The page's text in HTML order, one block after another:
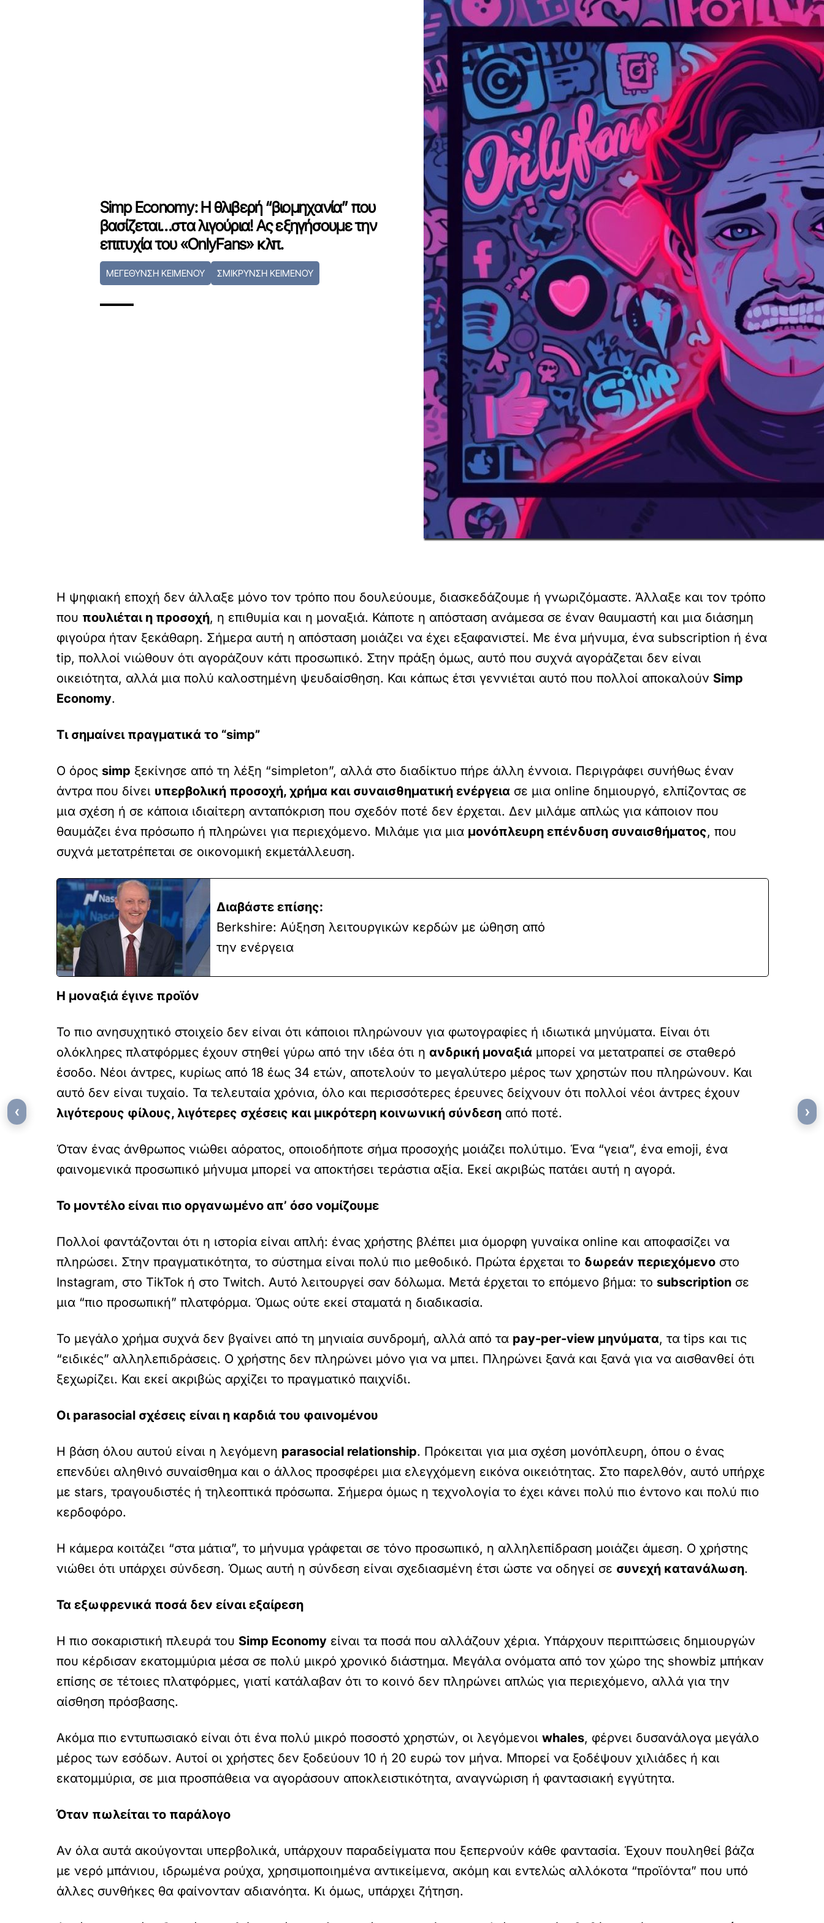
Simp Economy: Η θλιβερή “βιομηχανία” που
βασίζεται…στα λιγούρια! Ας εξηγήσουμε την
επιτυχία του «OnlyFans» κλπ.
ΜΕΓΕΘΥΝΣΗ ΚΕΙΜΕΝΟΥ ΣΜΙΚΡΥΝΣΗ ΚΕΙΜΕΝΟΥ
Η ψηφιακή εποχή δεν άλλαξε μόνο τον τρόπο που δουλεύουμε, διασκεδάζουμε ή γνωριζόμαστε. Άλλαξε και τον τρόπο
που πουλιέται η προσοχή, η επιθυμία και η μοναξιά. Κάποτε η απόσταση ανάμεσα σε έναν θαυμαστή και μια διάσημη
φιγούρα ήταν ξεκάθαρη. Σήμερα αυτή η απόσταση μοιάζει να έχει εξαφανιστεί. Με ένα μήνυμα, ένα subscription ή ένα
tip, πολλοί νιώθουν ότι αγοράζουν κάτι προσωπικό. Στην πράξη όμως, αυτό που συχνά αγοράζεται δεν είναι
οικειότητα, αλλά μια πολύ καλοστημένη ψευδαίσθηση. Και κάπως έτσι γεννιέται αυτό που πολλοί αποκαλούν Simp
Economy.
Τι σημαίνει πραγματικά το “simp”
Ο όρος simp ξεκίνησε από τη λέξη “simpleton”, αλλά στο διαδίκτυο πήρε άλλη έννοια. Περιγράφει συνήθως έναν
άντρα που δίνει υπερβολική προσοχή, χρήμα και συναισθηματική ενέργεια σε μια online δημιουργό, ελπίζοντας σε
μια σχέση ή σε κάποια ιδιαίτερη ανταπόκριση που σχεδόν ποτέ δεν έρχεται. Δεν μιλάμε απλώς για κάποιον που
θαυμάζει ένα πρόσωπο ή πληρώνει για περιεχόμενο. Μιλάμε για μια μονόπλευρη επένδυση συναισθήματος, που
συχνά μετατρέπεται σε οικονομική εκμετάλλευση.
Διαβάστε επίσης:
Berkshire: Αύξηση λειτουργικών κερδών με ώθηση από
την ενέργεια
Η μοναξιά έγινε προϊόν
Το πιο ανησυχητικό στοιχείο δεν είναι ότι κάποιοι πληρώνουν για φωτογραφίες ή ιδιωτικά μηνύματα. Είναι ότι
ολόκληρες πλατφόρμες έχουν στηθεί γύρω από την ιδέα ότι η ανδρική μοναξιά μπορεί να μετατραπεί σε σταθερό
έσοδο. Νέοι άντρες, κυρίως από 18 έως 34 ετών, αποτελούν το μεγαλύτερο μέρος των χρηστών που πληρώνουν. Και
αυτό δεν είναι τυχαίο. Τα τελευταία χρόνια, όλο και περισσότερες έρευνες δείχνουν ότι πολλοί νέοι άντρες έχουν
λιγότερους φίλους, λιγότερες σχέσεις και μικρότερη κοινωνική σύνδεση από ποτέ.
Όταν ένας άνθρωπος νιώθει αόρατος, οποιοδήποτε σήμα προσοχής μοιάζει πολύτιμο. Ένα “γεια”, ένα emoji, ένα
φαινομενικά προσωπικό μήνυμα μπορεί να αποκτήσει τεράστια αξία. Εκεί ακριβώς πατάει αυτή η αγορά.
Το μοντέλο είναι πιο οργανωμένο απ’ όσο νομίζουμε
Πολλοί φαντάζονται ότι η ιστορία είναι απλή: ένας χρήστης βλέπει μια όμορφη γυναίκα online και αποφασίζει να
πληρώσει. Στην πραγματικότητα, το σύστημα είναι πολύ πιο μεθοδικό. Πρώτα έρχεται το δωρεάν περιεχόμενο στο
Instagram, στο TikTok ή στο Twitch. Αυτό λειτουργεί σαν δόλωμα. Μετά έρχεται το επόμενο βήμα: το subscription σε
μια “πιο προσωπική” πλατφόρμα. Όμως ούτε εκεί σταματά η διαδικασία.
Το μεγάλο χρήμα συχνά δεν βγαίνει από τη μηνιαία συνδρομή, αλλά από τα pay-per-view μηνύματα, τα tips και τις
“ειδικές” αλληλεπιδράσεις. Ο χρήστης δεν πληρώνει μόνο για να μπει. Πληρώνει ξανά και ξανά για να αισθανθεί ότι
ξεχωρίζει. Και εκεί ακριβώς αρχίζει το πραγματικό παιχνίδι.
Οι parasocial σχέσεις είναι η καρδιά του φαινομένου
Η βάση όλου αυτού είναι η λεγόμενη parasocial relationship. Πρόκειται για μια σχέση μονόπλευρη, όπου ο ένας
επενδύει αληθινό συναίσθημα και ο άλλος προσφέρει μια ελεγχόμενη εικόνα οικειότητας. Στο παρελθόν, αυτό υπήρχε
με stars, τραγουδιστές ή τηλεοπτικά πρόσωπα. Σήμερα όμως η τεχνολογία το έχει κάνει πολύ πιο έντονο και πολύ πιο
κερδοφόρο.
Η κάμερα κοιτάζει “στα μάτια”, το μήνυμα γράφεται σε τόνο προσωπικό, η αλληλεπίδραση μοιάζει άμεση. Ο χρήστης
νιώθει ότι υπάρχει σύνδεση. Όμως αυτή η σύνδεση είναι σχεδιασμένη έτσι ώστε να οδηγεί σε συνεχή κατανάλωση.
Τα εξωφρενικά ποσά δεν είναι εξαίρεση
Η πιο σοκαριστική πλευρά του Simp Economy είναι τα ποσά που αλλάζουν χέρια. Υπάρχουν περιπτώσεις δημιουργών
που κέρδισαν εκατομμύρια μέσα σε πολύ μικρό χρονικό διάστημα. Μεγάλα ονόματα από τον χώρο της showbiz μπήκαν
επίσης σε τέτοιες πλατφόρμες, γιατί κατάλαβαν ότι το κοινό δεν πληρώνει απλώς για περιεχόμενο, αλλά για την
αίσθηση πρόσβασης.
Ακόμα πιο εντυπωσιακό είναι ότι ένα πολύ μικρό ποσοστό χρηστών, οι λεγόμενοι whales, φέρνει δυσανάλογα μεγάλο
μέρος των εσόδων. Αυτοί οι χρήστες δεν ξοδεύουν 10 ή 20 ευρώ τον μήνα. Μπορεί να ξοδέψουν χιλιάδες ή και
εκατομμύρια, σε μια προσπάθεια να αγοράσουν αποκλειστικότητα, αναγνώριση ή φαντασιακή εγγύτητα.
Όταν πωλείται το παράλογο
Αν όλα αυτά ακούγονται υπερβολικά, υπάρχουν παραδείγματα που ξεπερνούν κάθε φαντασία. Έχουν πουληθεί βάζα
με νερό μπάνιου, ιδρωμένα ρούχα, χρησιμοποιημένα αντικείμενα, ακόμη και εντελώς αλλόκοτα “προϊόντα” που υπό
άλλες συνθήκες θα φαίνονταν αδιανόητα. Κι όμως, υπάρχει ζήτηση.
‹ ›